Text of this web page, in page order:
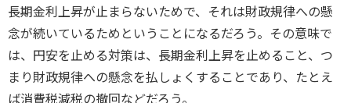
長期金利上昇が止まらないためで、それは財政規律への懸
念が続いているためということになるだろう。その意味で
は、円安を止める対策は、長期金利上昇を止めること、つ
まり財政規律への懸念を払しょくすることであり、たとえ
ば消費税減税の撤回などだろう。